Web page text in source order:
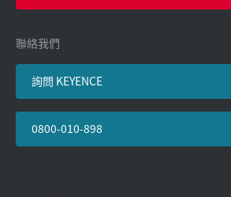
聯絡我們
詢問 KEYENCE
0800-010-898